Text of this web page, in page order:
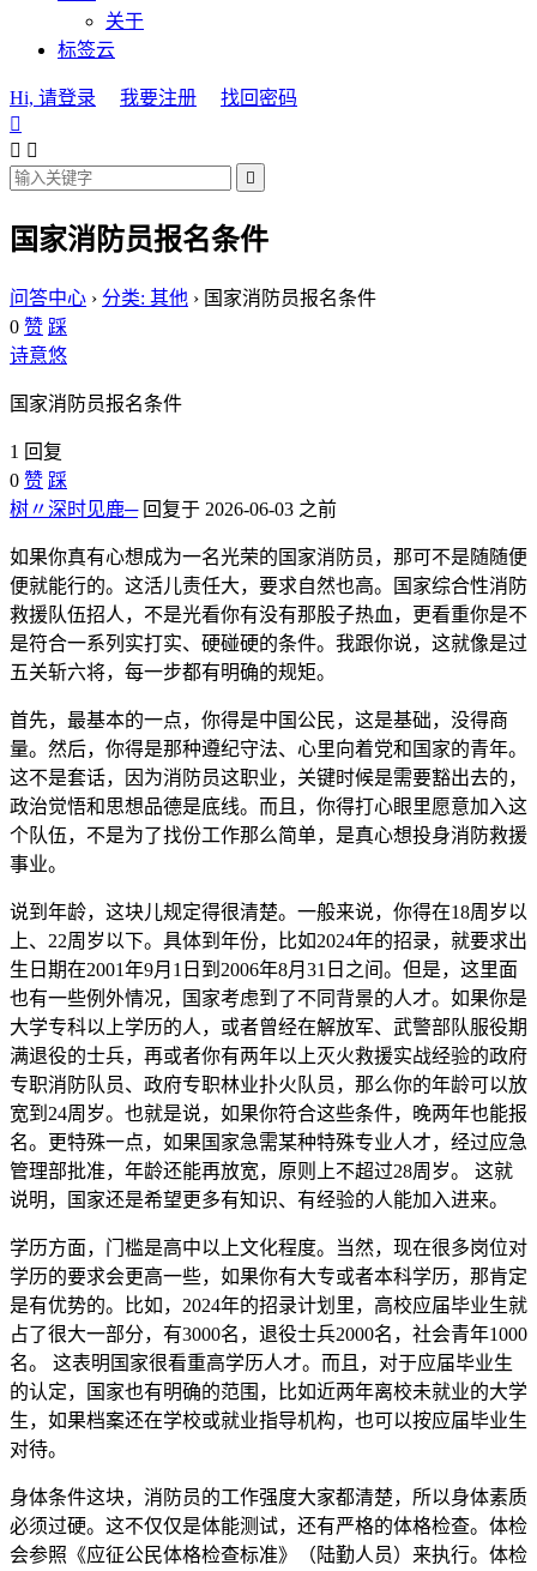
关于
标签云
Hi, 请登录 我要注册
找回密码

 

国家消防员报名条件
问答中心 › 分类: 其他 › 国家消防员报名条件
0 赞 踩
诗意悠
国家消防员报名条件
1 回复
0 赞 踩
树〃深时见鹿─回复于 2026-06-03 之前
如果你真有心想成为一名光荣的国家消防员，那可不是随随便
便就能行的。这活儿责任大，要求自然也高。国家综合性消防
救援队伍招人，不是光看你有没有那股子热血，更看重你是不
是符合一系列实打实、硬碰硬的条件。我跟你说，这就像是过
五关斩六将，每一步都有明确的规矩。
首先，最基本的一点，你得是中国公民，这是基础，没得商
量。然后，你得是那种遵纪守法、心里向着党和国家的青年。
这不是套话，因为消防员这职业，关键时候是需要豁出去的，
政治觉悟和思想品德是底线。而且，你得打心眼里愿意加入这
个队伍，不是为了找份工作那么简单，是真心想投身消防救援
事业。
说到年龄，这块儿规定得很清楚。一般来说，你得在18周岁以
上、22周岁以下。具体到年份，比如2024年的招录，就要求出
生日期在2001年9月1日到2006年8月31日之间。但是，这里面
也有一些例外情况，国家考虑到了不同背景的人才。如果你是
大学专科以上学历的人，或者曾经在解放军、武警部队服役期
满退役的士兵，再或者你有两年以上灭火救援实战经验的政府
专职消防队员、政府专职林业扑火队员，那么你的年龄可以放
宽到24周岁。也就是说，如果你符合这些条件，晚两年也能报
名。更特殊一点，如果国家急需某种特殊专业人才，经过应急
管理部批准，年龄还能再放宽，原则上不超过28周岁。 这就
说明，国家还是希望更多有知识、有经验的人能加入进来。
学历方面，门槛是高中以上文化程度。当然，现在很多岗位对
学历的要求会更高一些，如果你有大专或者本科学历，那肯定
是有优势的。比如，2024年的招录计划里，高校应届毕业生就
占了很大一部分，有3000名，退役士兵2000名，社会青年1000
名。 这表明国家很看重高学历人才。而且，对于应届毕业生
的认定，国家也有明确的范围，比如近两年离校未就业的大学
生，如果档案还在学校或就业指导机构，也可以按应届毕业生
对待。
身体条件这块，消防员的工作强度大家都清楚，所以身体素质
必须过硬。这不仅仅是体能测试，还有严格的体格检查。体检
会参照《应征公民体格检查标准》（陆勤人员）来执行。体检